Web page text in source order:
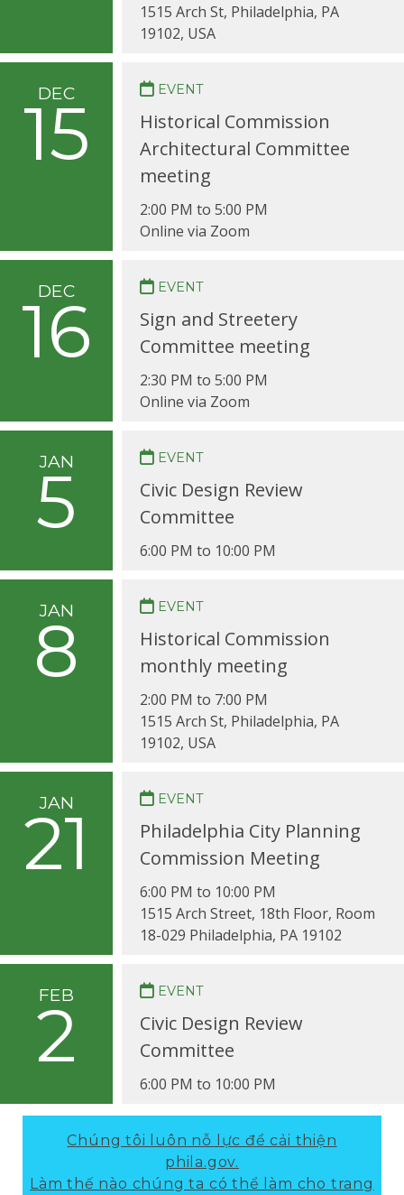
1515 Arch St, Philadelphia, PA
19102, USA
DEC
15
EVENT
Historical Commission
Architectural Committee
meeting
2:00 PM to 5:00 PM
Online via Zoom
DEC
16
EVENT
Sign and Streetery
Committee meeting
2:30 PM to 5:00 PM
Online via Zoom
JAN
5
EVENT
Civic Design Review
Committee
6:00 PM to 10:00 PM
JAN
8
EVENT
Historical Commission
monthly meeting
2:00 PM to 7:00 PM
1515 Arch St, Philadelphia, PA
19102, USA
JAN
21
EVENT
Philadelphia City Planning
Commission Meeting
6:00 PM to 10:00 PM
1515 Arch Street, 18th Floor, Room
18-029 Philadelphia, PA 19102
FEB
2
EVENT
Civic Design Review
Committee
6:00 PM to 10:00 PM
Chúng tôi luôn nỗ lực để cải thiện
phila.gov.
Làm thế nào chúng ta có thể làm cho trang